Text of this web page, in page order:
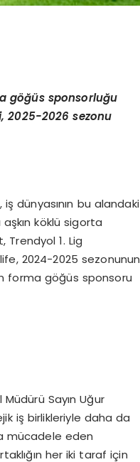
göğüs sponsorluğu
2025-2026 sezonu
dünyasının bu alandaki
köklü sigorta
Trendyol 1. Lig
2024-2025 sezonunun
forma göğüs sponsoru
Sayın Uğur
iş birlikleriyle daha da
mücadele eden
her iki taraf için